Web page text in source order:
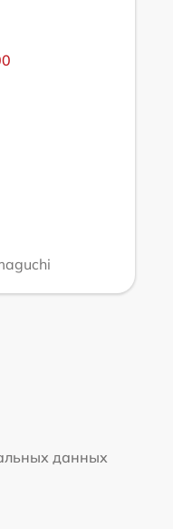
данных